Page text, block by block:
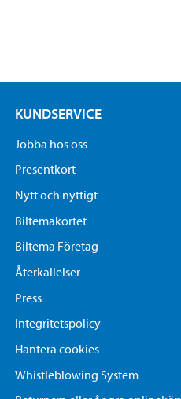
KUNDSERVICE
Jobba hos oss
Presentkort
Nytt och nyttigt
Biltemakortet
Biltema Företag
Återkallelser
Press
Integritetspolicy
Hantera cookies
Whistleblowing System